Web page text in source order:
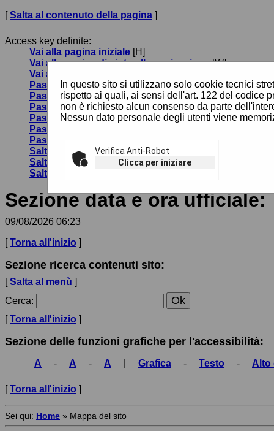
[Salta al contenuto della pagina ]
Access key definite:
Vai alla pagina iniziale [H]
Vai alla pagina di aiuto alla navigazione[W]
Vai alla mappa del sito
Passa al testo con caratteri di dimensione standard
Passa al testo con caratteri di dimensione grande[B]
Passa al testo con caratteri di dimensione molto
Passa alla visualizzazione grafica[G]
Passa alla visualizzazione solo testo
Passa alla visualizzazione in alto contrasto e solo
Salta alla ricerca di contenuti[S]
Salta al menù
Salta al contenuto della pagina
Sezione data e ora ufficiale:
09/08/2026 06:23
[Torna all'inizio ]
Sezione ricerca contenuti sito:
[Salta al menù ]
Cerca:
[Torna all'inizio ]
Sezione delle funzioni grafiche per l'accessibilità:
A - A - A Grafica - Testo - Alto
[Torna all'inizio ]
Sei qui: Home » Mappa del sito
In questo sito si utilizzano solo cookie tecnici
rispetto ai quali, ai sensi dell'art. 122 del codice
non è richiesto alcun consenso da parte
Nessun dato personale degli utenti viene
Verifica Anti-Robot
Clicca per iniziare